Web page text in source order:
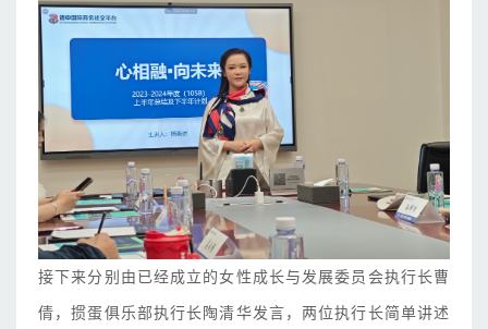
接下来分别由已经成立的女性成长与发展委员会执行长曹
倩，掼蛋俱乐部执行长陶清华发言，两位执行长简单讲述